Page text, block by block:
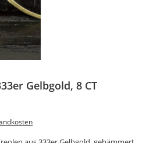
Gelbgold, 8 CT